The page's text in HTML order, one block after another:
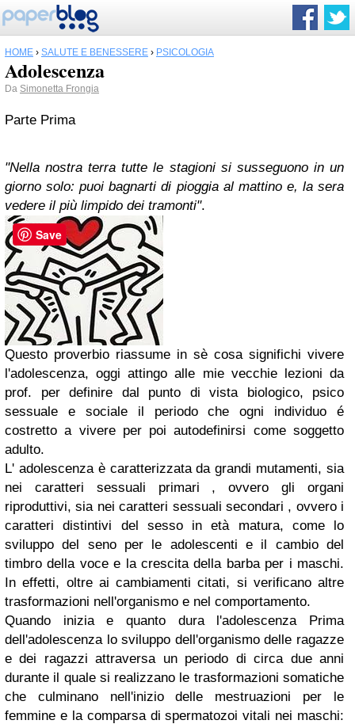
HOME › SALUTE E BENESSERE › PSICOLOGIA
Adolescenza
Da Simonetta Frongia
Parte Prima
"Nella nostra terra tutte le stagioni si susseguono in un
giorno solo: puoi bagnarti di pioggia al mattino e, la sera
vedere il più limpido dei tramonti".
Questo proverbio riassume in sè cosa significhi vivere
l'adolescenza, oggi attingo alle mie vecchie lezioni da
prof. per definire dal punto di vista biologico, psico
sessuale e sociale il periodo che ogni individuo é
costretto a vivere per poi autodefinirsi come soggetto
adulto.
L' adolescenza è caratterizzata da grandi mutamenti, sia
nei caratteri sessuali primari , ovvero gli organi
riproduttivi, sia nei caratteri sessuali secondari , ovvero i
caratteri distintivi del sesso in età matura, come lo
sviluppo del seno per le adolescenti e il cambio del
timbro della voce e la crescita della barba per i maschi.
In effetti, oltre ai cambiamenti citati, si verificano altre
trasformazioni nell'organismo e nel comportamento.
Quando inizia e quanto dura l'adolescenza Prima
dell'adolescenza lo sviluppo dell'organismo delle ragazze
e dei ragazzi attraversa un periodo di circa due anni
durante il quale si realizzano le trasformazioni somatiche
che culminano nell'inizio delle mestruazioni per le
femmine e la comparsa di spermatozoi vitali nei maschi:
Save